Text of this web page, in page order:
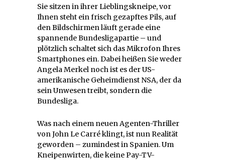
Sie sitzen in ihrer Lieblingskneipe, vor
Ihnen steht ein frisch gezapftes Pils, auf
den Bildschirmen läuft gerade eine
spannende Bundesligapartie – und
plötzlich schaltet sich das Mikrofon Ihres
Smartphones ein. Dabei heißen Sie weder
Angela Merkel noch ist es der US-
amerikanische Geheimdienst NSA, der da
sein Unwesen treibt, sondern die
Bundesliga.
Was nach einem neuen Agenten-Thriller
von John Le Carré klingt, ist nun Realität
geworden – zumindest in Spanien. Um
Kneipenwirten, die keine Pay-TV-